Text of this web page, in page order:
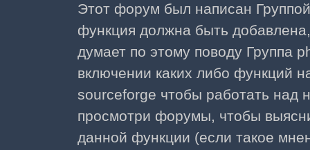
Этот форум был написан
функция должна быть
думает по этому поводу Группа
включении каких либо функций
sourceforge чтобы работать над
просмотри форумы, чтобы
данной функции (если такое